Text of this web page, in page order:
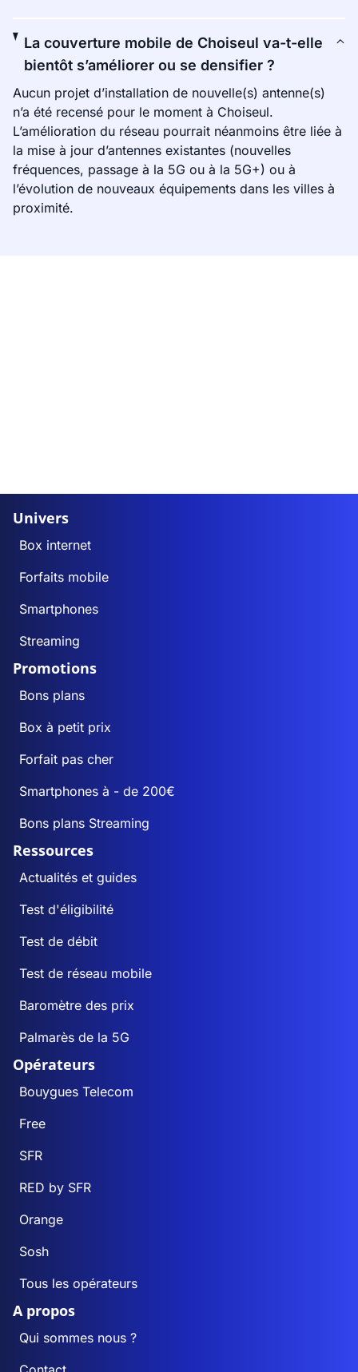
La couverture mobile de Choiseul va-t-elle
bientôt s’améliorer ou se densifier ?
Aucun projet d’installation de nouvelle(s) antenne(s)
n’a été recensé pour le moment à Choiseul.
L’amélioration du réseau pourrait néanmoins être liée à
la mise à jour d’antennes existantes (nouvelles
fréquences, passage à la 5G ou à la 5G+) ou à
l’évolution de nouveaux équipements dans les villes à
proximité.
Univers
Box internet
Forfaits mobile
Smartphones
Streaming
Promotions
Bons plans
Box à petit prix
Forfait pas cher
Smartphones à - de 200€
Bons plans Streaming
Ressources
Actualités et guides
Test d'éligibilité
Test de débit
Test de réseau mobile
Baromètre des prix
Palmarès de la 5G
Opérateurs
Bouygues Telecom
Free
SFR
RED by SFR
Orange
Sosh
Tous les opérateurs
A propos
Qui sommes nous ?